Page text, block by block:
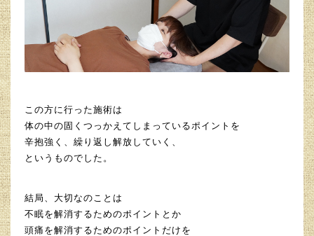
この方に行った施術は
体の中の固くつっかえてしまっているポイントを
辛抱強く、繰り返し解放していく、
というものでした。
結局、大切なのことは
不眠を解消するためのポイントとか
頭痛を解消するためのポイントだけを